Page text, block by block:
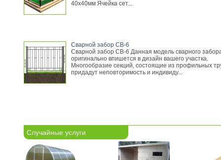
40х40мм Ячейка сет...
Сварной забор СВ-6
Сварной забор СВ-6 Данная модель сварного
оригинально впишется в дизайн вашего участка.
Многообразие секций, состоящие из профильных
придадут неповторимость и индивиду...
Случайные услуги